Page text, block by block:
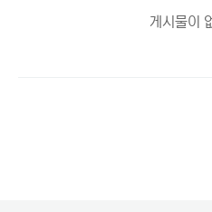
게시물이